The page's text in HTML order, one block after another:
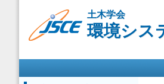
土木学会
環境シス